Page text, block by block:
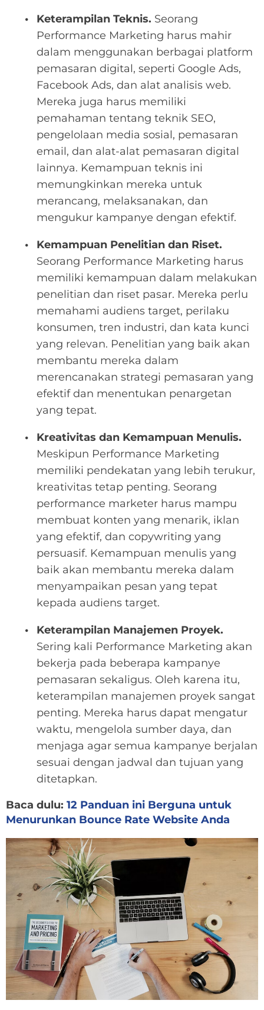
Keterampilan Teknis. Seorang
Performance Marketing harus mahir
dalam menggunakan berbagai platform
pemasaran digital, seperti Google Ads,
Facebook Ads, dan alat analisis web.
Mereka juga harus memiliki
pemahaman tentang teknik SEO,
pengelolaan media sosial, pemasaran
email, dan alat-alat pemasaran digital
lainnya. Kemampuan teknis ini
memungkinkan mereka untuk
merancang, melaksanakan, dan
mengukur kampanye dengan efektif.
Kemampuan Penelitian dan Riset.
Seorang Performance Marketing harus
memiliki kemampuan dalam melakukan
penelitian dan riset pasar. Mereka perlu
memahami audiens target, perilaku
konsumen, tren industri, dan kata kunci
yang relevan. Penelitian yang baik akan
membantu mereka dalam
merencanakan strategi pemasaran yang
efektif dan menentukan penargetan
yang tepat.
Kreativitas dan Kemampuan Menulis.
Meskipun Performance Marketing
memiliki pendekatan yang lebih terukur,
kreativitas tetap penting. Seorang
performance marketer harus mampu
membuat konten yang menarik, iklan
yang efektif, dan copywriting yang
persuasif. Kemampuan menulis yang
baik akan membantu mereka dalam
menyampaikan pesan yang tepat
kepada audiens target.
Keterampilan Manajemen Proyek.
Sering kali Performance Marketing akan
bekerja pada beberapa kampanye
pemasaran sekaligus. Oleh karena itu,
keterampilan manajemen proyek sangat
penting. Mereka harus dapat mengatur
waktu, mengelola sumber daya, dan
menjaga agar semua kampanye berjalan
sesuai dengan jadwal dan tujuan yang
ditetapkan.
Baca dulu: 12 Panduan ini Berguna untuk
Menurunkan Bounce Rate Website Anda